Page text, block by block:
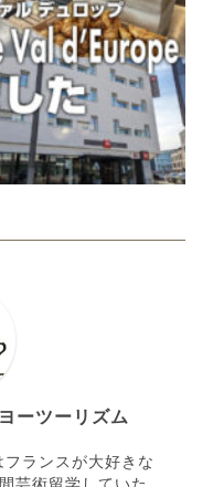
ーツーリズム
ランスが大好きな